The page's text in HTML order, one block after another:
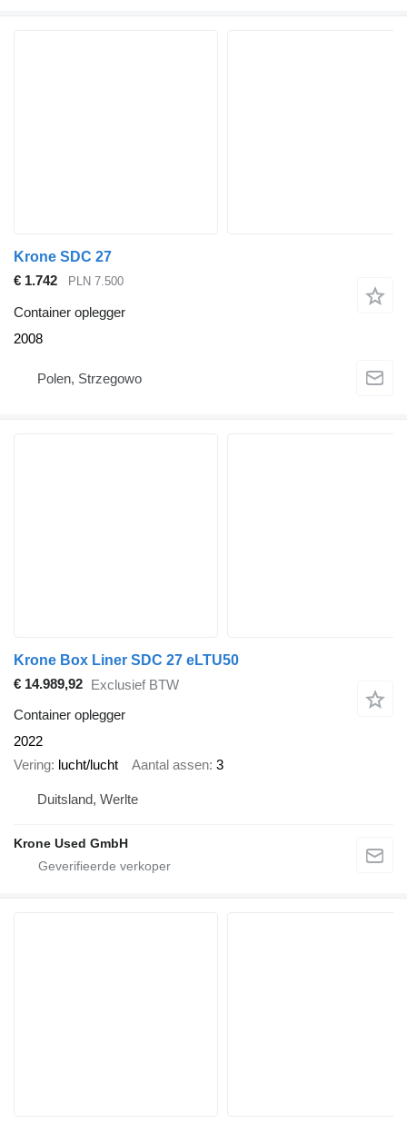
Krone SDC 27
€ 1.742
PLN 7.500
Container oplegger
2008
Polen, Strzegowo
Krone Box Liner SDC 27 eLTU50
€ 14.989,92 Exclusief BTW
Container oplegger
2022
Vering lucht/lucht Aantal assen 3
Duitsland, Werlte
Krone Used GmbH